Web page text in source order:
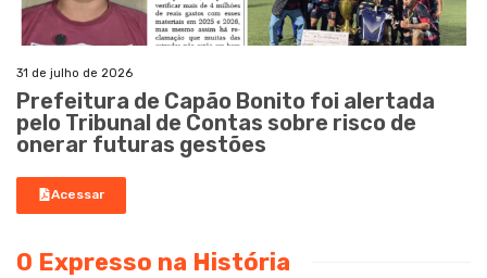
31 de julho de 2026
Prefeitura de Capão Bonito foi alertada
pelo Tribunal de Contas sobre risco de
onerar futuras gestões
Acessar
O Expresso na História